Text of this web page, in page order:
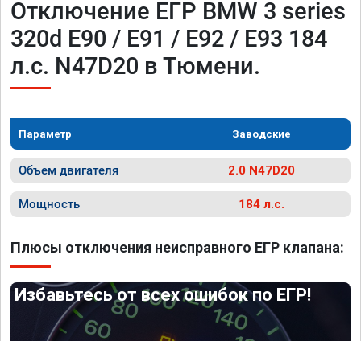
Отключение ЕГР BMW 3 series
320d E90 / E91 / E92 / E93 184
л.с. N47D20 в Тюмени.
Параметр Заводские
Объем двигателя 2.0 N47D20
Мощность 184 л.с.
Плюсы отключения неисправного ЕГР клапана:
Избавьтесь от всех ошибок по ЕГР!